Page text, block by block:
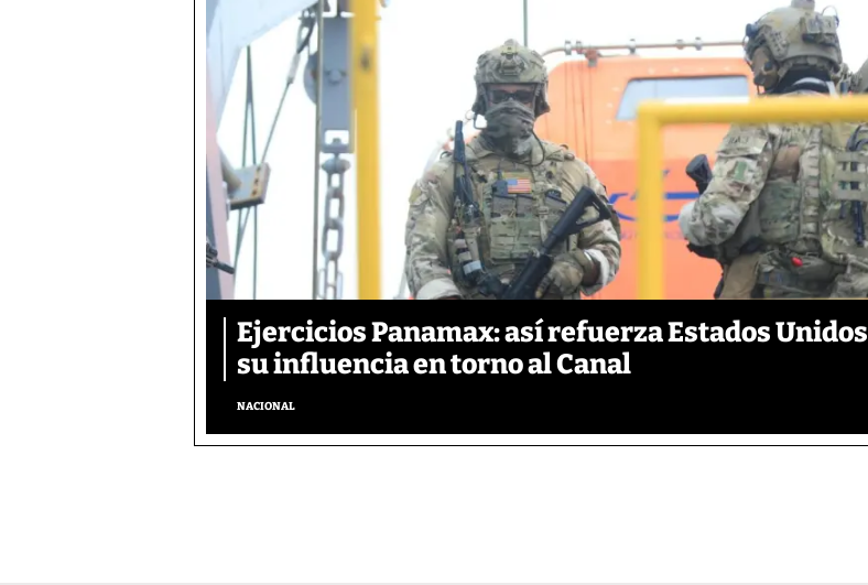
Ejercicios Panamax: así refuerza Estados Unidos
su influencia en torno al Canal
NACIONAL